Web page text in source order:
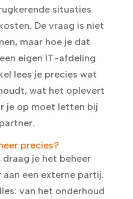
situaties
De vraag is niet
maar hoe je dat
eigen IT-afdeling
lees je precies wat
wat het oplevert
je op moet letten bij
precies?
je het beheer
een externe partij.
van het onderhoud